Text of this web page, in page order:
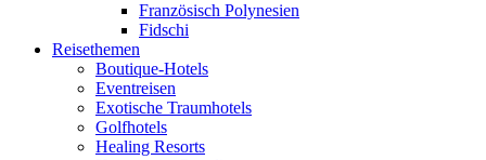
Französisch Polynesien
Fidschi
Reisethemen
Boutique-Hotels
Eventreisen
Exotische Traumhotels
Golfhotels
Healing Resorts